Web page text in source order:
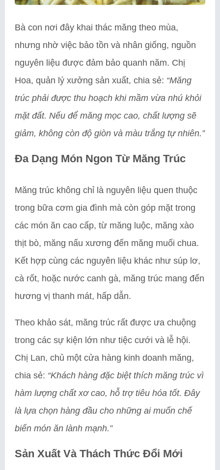
Bà con nơi đây khai thác măng theo mùa,
nhưng nhờ việc bảo tồn và nhân giống, nguồn
nguyên liệu được đảm bảo quanh năm. Chị
Hoa, quản lý xưởng sản xuất, chia sẻ: “Măng
trúc phải được thu hoạch khi mầm vừa nhú khỏi
mặt đất. Nếu để măng mọc cao, chất lượng sẽ
giảm, không còn độ giòn và màu trắng tự nhiên.”
Đa Dạng Món Ngon Từ Măng Trúc
Măng trúc không chỉ là nguyên liệu quen thuộc
trong bữa cơm gia đình mà còn góp mặt trong
các món ăn cao cấp, từ măng luộc, măng xào
thịt bò, măng nấu xương đến măng muối chua.
Kết hợp cùng các nguyên liệu khác như súp lơ,
cà rốt, hoặc nước canh gà, măng trúc mang đến
hương vị thanh mát, hấp dẫn.
Theo khảo sát, măng trúc rất được ưa chuộng
trong các sự kiện lớn như tiệc cưới và lễ hội.
Chị Lan, chủ một cửa hàng kinh doanh măng,
chia sẻ: “Khách hàng đặc biệt thích măng trúc vì
hàm lượng chất xơ cao, hỗ trợ tiêu hóa tốt. Đây
là lựa chọn hàng đầu cho những ai muốn chế
biến món ăn lành mạnh.”
Sản Xuất Và Thách Thức Đổi Mới